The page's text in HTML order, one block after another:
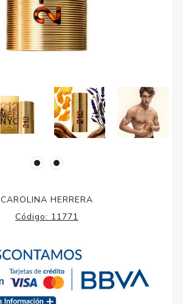
CAROLINA HERRERA
Código: 11771